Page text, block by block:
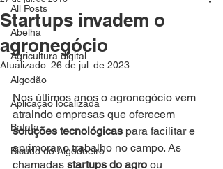
All Posts
Abelha
Agricultura digital
Algodão
Aplicação localizada
Batata
Bicudo do Algodoeiro
Startups invadem o
agronegócio
Atualizado: 26 de jul. de 2023
Nos últimos anos o agronegócio vem
atraindo empresas que oferecem
soluções tecnológicas para facilitar e
aprimorar o trabalho no campo. As
chamadas startups do agro ou